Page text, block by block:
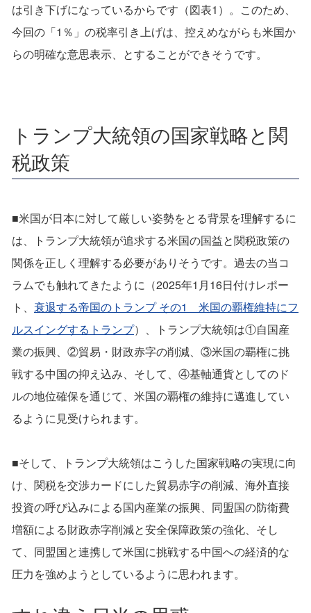
は引き下げになっているからです（図表1）。このため、
今回の「1％」の税率引き上げは、控えめながらも米国か
らの明確な意思表示、とすることができそうです。
トランプ大統領の国家戦略と関
税政策
■米国が日本に対して厳しい姿勢をとる背景を理解するに
は、トランプ大統領が追求する米国の国益と関税政策の
関係を正しく理解する必要がありそうです。過去の当コ
ラムでも触れてきたように（2025年1月16日付けレポー
ト、 衰退する帝国のトランプ その1 米国の覇権維持にフ
ルスイングするトランプ）、トランプ大統領は①自国産
業の振興、②貿易・財政赤字の削減、③米国の覇権に挑
戦する中国の抑え込み、そして、④基軸通貨としてのド
ルの地位確保を通じて、米国の覇権の維持に邁進してい
るように見受けられます。
■そして、トランプ大統領はこうした国家戦略の実現に向
け、関税を交渉カードにした貿易赤字の削減、海外直接
投資の呼び込みによる国内産業の振興、同盟国の防衛費
増額による財政赤字削減と安全保障政策の強化、そし
て、同盟国と連携して米国に挑戦する中国への経済的な
圧力を強めようとしているように思われます。